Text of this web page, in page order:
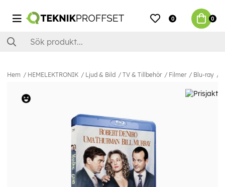
0 0
Hem HEMELEKTRONIK Ljud & Bild TV & Tillbehör Filmer Blu-ray